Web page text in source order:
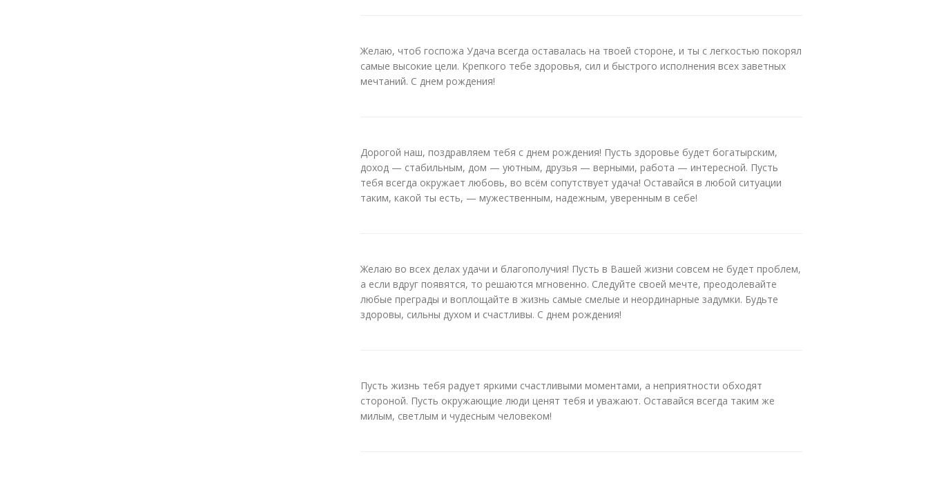
Желаю, чтоб госпожа Удача всегда оставалась на твоей стороне, и ты с легкостью покорял
самые высокие цели. Крепкого тебе здоровья, сил и быстрого исполнения всех заветных
мечтаний. С днем рождения!
Дорогой наш, поздравляем тебя с днем рождения! Пусть здоровье будет богатырским,
доход — стабильным, дом — уютным, друзья — верными, работа — интересной. Пусть
тебя всегда окружает любовь, во всём сопутствует удача! Оставайся в любой ситуации
таким, какой ты есть, — мужественным, надежным, уверенным в себе!
Желаю во всех делах удачи и благополучия! Пусть в Вашей жизни совсем не будет проблем,
а если вдруг появятся, то решаются мгновенно. Следуйте своей мечте, преодолевайте
любые преграды и воплощайте в жизнь самые смелые и неординарные задумки. Будьте
здоровы, сильны духом и счастливы. С днем рождения!
Пусть жизнь тебя радует яркими счастливыми моментами, а неприятности обходят
стороной. Пусть окружающие люди ценят тебя и уважают. Оставайся всегда таким же
милым, светлым и чудесным человеком!